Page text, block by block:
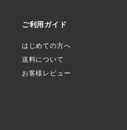
ご利用ガイド
はじめての方へ
送料について
お客様レビュー